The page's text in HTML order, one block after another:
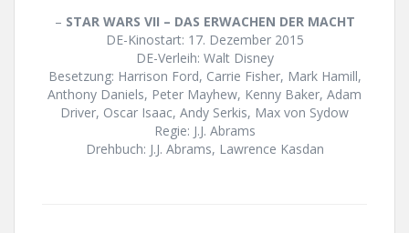
– STAR WARS VII – DAS ERWACHEN DER MACHT
DE-Kinostart: 17. Dezember 2015
DE-Verleih: Walt Disney
Besetzung: Harrison Ford, Carrie Fisher, Mark Hamill,
Anthony Daniels, Peter Mayhew, Kenny Baker, Adam
Driver, Oscar Isaac, Andy Serkis, Max von Sydow
Regie: J.J. Abrams
Drehbuch: J.J. Abrams, Lawrence Kasdan